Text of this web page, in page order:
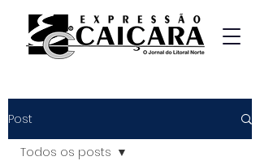
Post
Todos os posts